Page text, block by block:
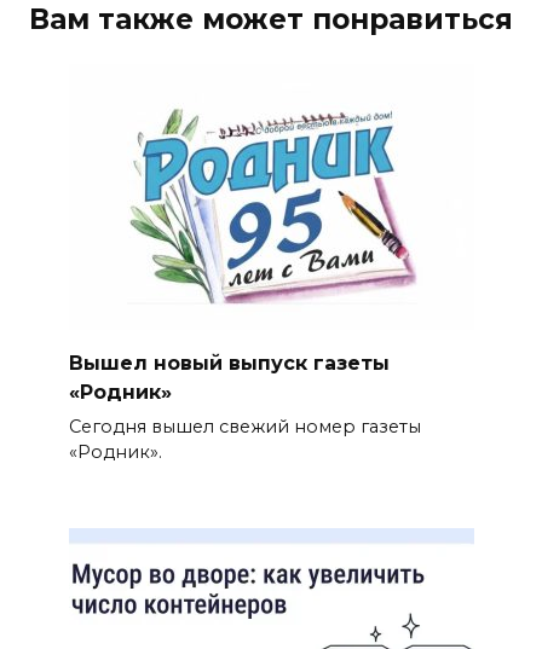
Вам также может понравиться
Вышел новый выпуск газеты
«Родник»
Сегодня вышел свежий номер газеты
«Родник».